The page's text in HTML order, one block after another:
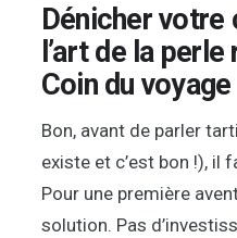
Dénicher votre
l’art de la
Coin du voyage
Bon, avant de parler
existe et c’est bon !), il
Pour une première
solution. Pas